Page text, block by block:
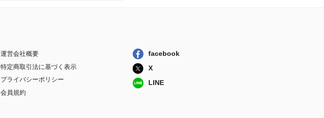
運営会社概要
特定商取引法に基づく表示
プライバシーポリシー
会員規約
facebook
X
LINE